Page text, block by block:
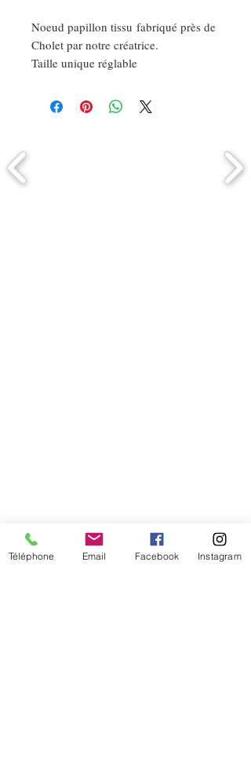
Noeud papillon tissu fabriqué près de
Cholet par notre créatrice.
Taille unique réglable
Téléphone Email Facebook Instagram